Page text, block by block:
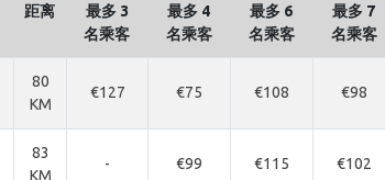
距离
最多 3
名乘客
最多 4
名乘客
最多 6
名乘客
最多 7
名乘客
80
KM
€127 €75 €108 €98
83
KM
- €99 €115 €102